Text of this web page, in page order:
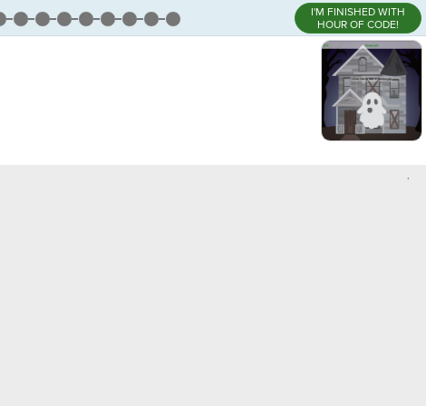
I'M FINISHED WITH
HOUR OF CODE!
,